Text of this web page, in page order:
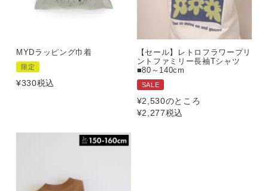
MYDラッピング巾着
限定
¥330税込
【セール】レトロフラワープリ
ントファミリー長袖Tシャツ
■80～140cm
SALE
¥2,530のところ
¥2,277税込